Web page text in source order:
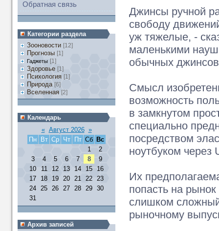
Обратная связь
Категории раздела
Зооновости [12]
Прогнозы [1]
Гаджеты [1]
Здоровье [1]
Психология [1]
Природа [6]
Вселенная [2]
Календарь
« Август 2026 »
Пн
Вт Ср Чт Пт Сб Вс
1
2
3
4 5 6 7 8
9
10
11 12 13 14 15
16
17
18 19 20 21 22 23
24 25 26 27 28 29 30
31
Архив записей
Джинсы ручной
свободу
уж тяжелые, -
маленькими
обычных
Смысл
возможность
в замкнутом
специально
посредством
ноутбуком через
Их
попасть на
слишком
рыночному